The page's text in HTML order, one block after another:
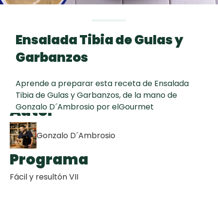
Galletas con
Raspaditas
Mendocinas
Ensalada Tibia de Gulas y
Garbanzos
Aprende a preparar esta receta de Ensalada
Tibia de Gulas y Garbanzos, de la mano de
Gonzalo D´Ambrosio por elGourmet
Autor
Gonzalo D´Ambrosio
Programa
Fácil y resultón VII